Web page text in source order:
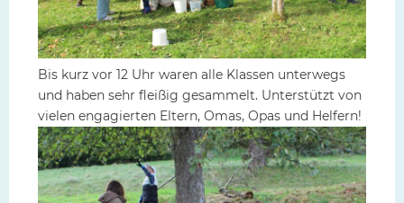
Bis kurz vor 12 Uhr waren alle Klassen unterwegs
und haben sehr fleißig gesammelt. Unterstützt von
vielen engagierten Eltern, Omas, Opas und Helfern!